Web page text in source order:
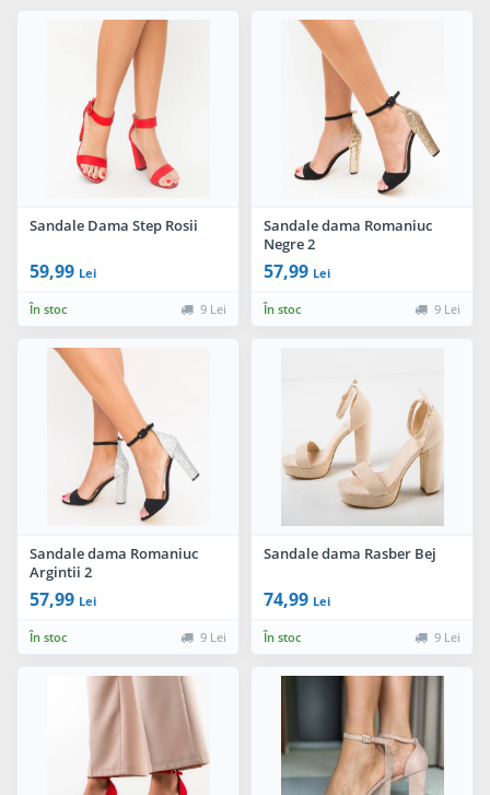
Sandale Dama Step Rosii
59,99 Lei
În stoc 9 Lei
Sandale dama Romaniuc
Negre 2
57,99 Lei
În stoc 9 Lei
Sandale dama Romaniuc
Argintii 2
57,99 Lei
În stoc 9 Lei
Sandale dama Rasber Bej
74,99 Lei
În stoc 9 Lei